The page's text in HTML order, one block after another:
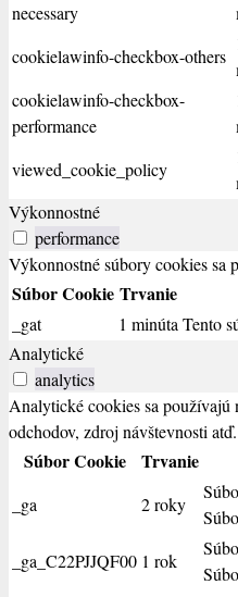
necessary
cookielawinfo-checkbox-others
cookielawinfo-checkbox-
performance
viewed_cookie_policy
Výkonnostné
performance
Výkonnostné súbory cookies sa
Súbor Cookie Trvanie
_gat 1 minútaTento
Analytické
analytics
Analytické cookies sa používajú
odchodov, zdroj návštevnosti atď.
Súbor Cookie Trvanie
_ga 2 roky
_ga_C22PJJQF00 1 rok